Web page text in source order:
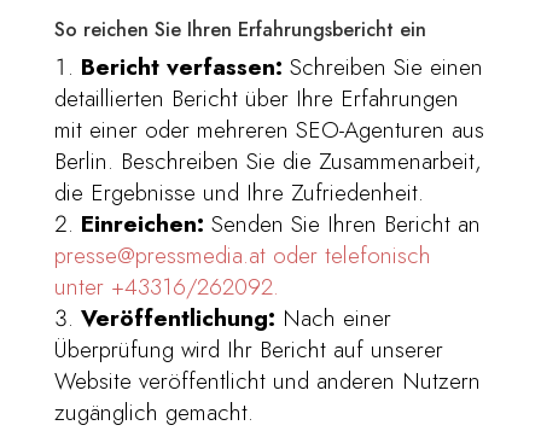
So reichen Sie Ihren Erfahrungsbericht ein
Bericht verfassen: Schreiben Sie einen
detaillierten Bericht über Ihre Erfahrungen
mit einer oder mehreren SEO-Agenturen aus
Berlin. Beschreiben Sie die Zusammenarbeit,
die Ergebnisse und Ihre Zufriedenheit.
Einreichen: Senden Sie Ihren Bericht an
presse@pressmedia.at oder telefonisch
unter +43316/262092.
Veröffentlichung: Nach einer
Überprüfung wird Ihr Bericht auf unserer
Website veröffentlicht und anderen Nutzern
zugänglich gemacht.